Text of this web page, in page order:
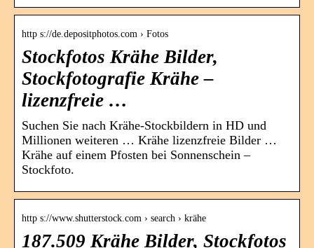
http s://de.depositphotos.com › Fotos
Stockfotos Krähe Bilder,
Stockfotografie Krähe –
lizenzfreie …
Suchen Sie nach Krähe-Stockbildern in HD und
Millionen weiteren … Krähe lizenzfreie Bilder …
Krähe auf einem Pfosten bei Sonnenschein –
Stockfoto.
http s://www.shutterstock.com › search › krähe
187.509 Krähe Bilder, Stockfotos